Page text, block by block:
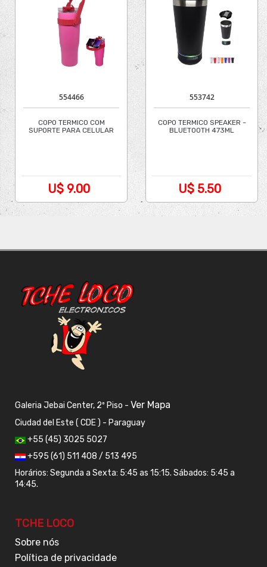
554466
COPO TERMICO COM
SUPORTE PARA CELULAR
U$ 9.00
553742
COPO TERMICO SPEAKER -
BLUETOOTH 473ML
U$ 5.50
Galeria Jebai Center, 2º Piso - Ver Mapa
Ciudad del Este ( CDE ) - Paraguay
+55 (45) 3025 5027
+595 (61) 511 408 / 513 495
Horários: Segunda a Sexta: 5:45 as 15:15. Sábados: 5:45 a
14:45.
TCHE LOCO
Sobre nós
Política de privacidade